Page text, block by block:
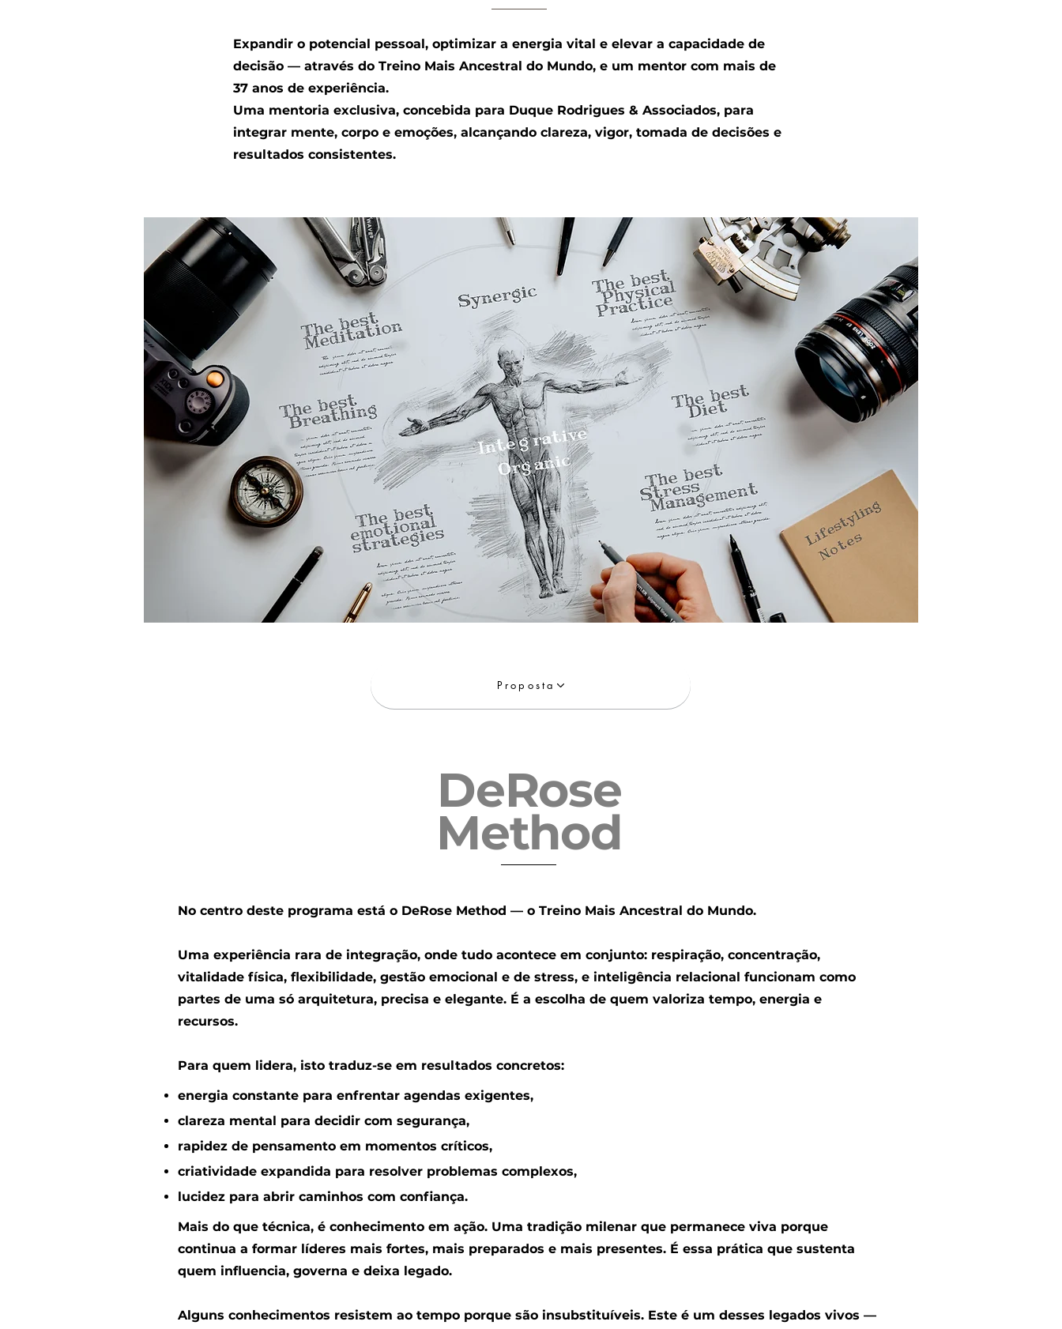
Expandir o potencial pessoal, optimizar a energia vital e elevar a capacidade de
decisão — através do Treino Mais Ancestral do Mundo, e um mentor com mais de
37 anos de experiência.
Uma mentoria exclusiva, concebida para Duque Rodrigues & Associados, para
integrar mente, corpo e emoções, alcançando clareza, vigor, tomada de decisões e
resultados consistentes.
Proposta
DeRose
Method
No centro deste programa está o DeRose Method — o Treino Mais Ancestral do Mundo.
Uma experiência rara de integração, onde tudo acontece em conjunto: respiração, concentração,
vitalidade física, flexibilidade, gestão emocional e de stress, e inteligência relacional funcionam como
partes de uma só arquitetura, precisa e elegante. É a escolha de quem valoriza tempo, energia e
recursos.
Para quem lidera, isto traduz-se em resultados concretos:
energia constante para enfrentar agendas exigentes,
clareza mental para decidir com segurança,
rapidez de pensamento em momentos críticos,
criatividade expandida para resolver problemas complexos,
lucidez para abrir caminhos com confiança.
Mais do que técnica, é conhecimento em ação. Uma tradição milenar que permanece viva porque
continua a formar líderes mais fortes, mais preparados e mais presentes. É essa prática que sustenta
quem influencia, governa e deixa legado.
Alguns conhecimentos resistem ao tempo porque são insubstituíveis. Este é um desses legados vivos —